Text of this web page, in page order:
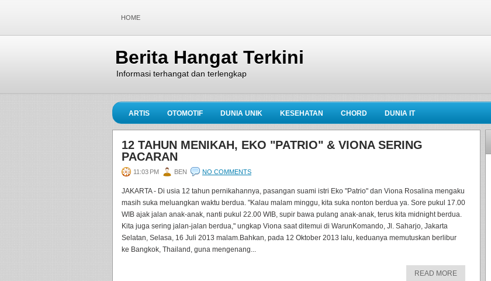
HOME
Berita Hangat Terkini
Informasi terhangat dan terlengkap
ARTIS OTOMOTIF DUNIA UNIK KESEHATAN CHORD DUNIA IT
12 TAHUN MENIKAH, EKO "PATRIO" & VIONA SERING
PACARAN
11:03 PM BEN NO COMMENTS
JAKARTA - Di usia 12 tahun pernikahannya, pasangan suami istri Eko "Patrio" dan Viona Rosalina mengaku
masih suka meluangkan waktu berdua. "Kalau malam minggu, kita suka nonton berdua ya. Sore pukul 17.00
WIB ajak jalan anak-anak, nanti pukul 22.00 WIB, supir bawa pulang anak-anak, terus kita midnight berdua.
Kita juga sering jalan-jalan berdua," ungkap Viona saat ditemui di WarunKomando, Jl. Saharjo, Jakarta
Selatan, Selasa, 16 Juli 2013 malam.Bahkan, pada 12 Oktober 2013 lalu, keduanya memutuskan berlibur
ke Bangkok, Thailand, guna mengenang...
READ MORE